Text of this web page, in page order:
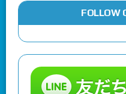
FOLLOW